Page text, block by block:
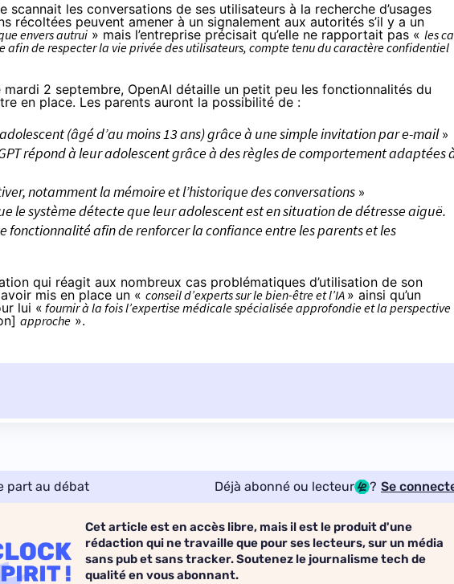
scannait les conversations de ses utilisateurs à la recherche d’usages
récoltées peuvent amener à un signalement aux autorités s’il y a un
envers autrui » mais l’entreprise précisait qu’elle ne rapportait pas « les
afin de respecter la vie privée des utilisateurs, compte tenu du caractère confidentiel
mardi 2 septembre, OpenAI détaille un petit peu les fonctionnalités du
en place. Les parents auront la possibilité de :
(âgé d’au moins 13 ans) grâce à une simple invitation par e-mail»
répond à leur adolescent grâce à des règles de comportement adaptées
notamment la mémoire et l’historique des conversations »
le système détecte que leur adolescent est en situation de détresse aiguë.
fonctionnalité afin de renforcer la confiance entre les parents et les
qui réagit aux nombreux cas problématiques d’utilisation de son
mis en place un « conseil d’experts sur le bien-être et l’IA » ainsi qu’un
lui «fournir à la fois l’expertise médicale spécialisée approfondie et la perspective
approche ».
part au débat Déjà abonné ou lecteur ? Se
Cet article est en accès libre, mais il est le produit d'une
rédaction qui ne travaille que pour ses lecteurs, sur un média
sans pub et sans tracker. Soutenez le journalisme tech de
qualité en vous abonnant.